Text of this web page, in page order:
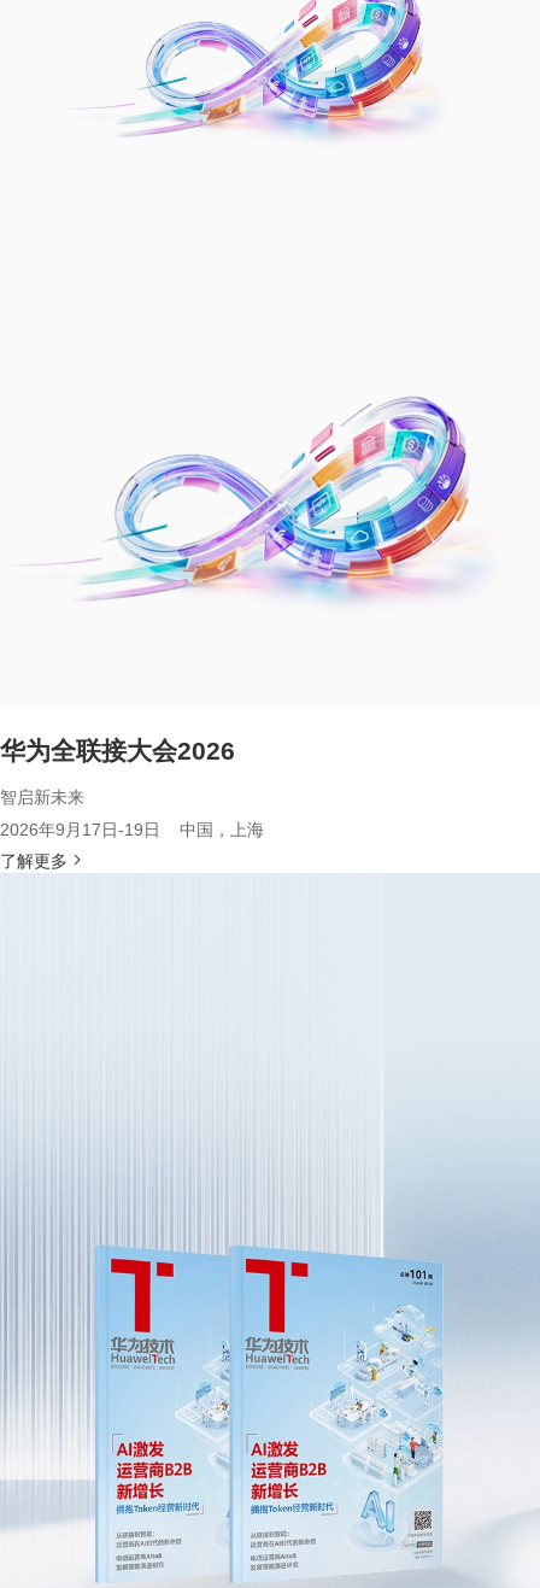
华为全联接大会2026
智启新未来
2026年9月17日-19日 中国，上海
了解更多